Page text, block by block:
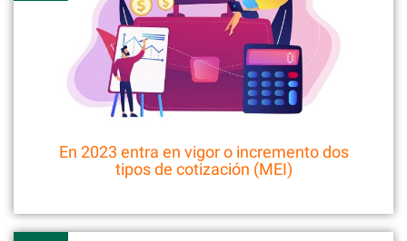
En 2023 entra en vigor o incremento dos
tipos de cotización (MEI)